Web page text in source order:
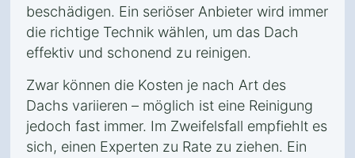
beschädigen. Ein seriöser Anbieter wird immer
die richtige Technik wählen, um das Dach
effektiv und schonend zu reinigen.
Zwar können die Kosten je nach Art des
Dachs variieren – möglich ist eine Reinigung
jedoch fast immer. Im Zweifelsfall empfiehlt es
sich, einen Experten zu Rate zu ziehen. Ein